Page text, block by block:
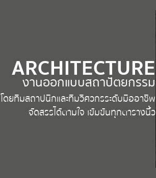
ARCHITECTURE
งานออกแบบสถาปัตยกรรม
โดยทีมสถาปนิกและทีมวิศวกรระดับมืออาชีพ
จัดสรรได้ตามใจ เข้มข้นทุกตารางนิ้ว